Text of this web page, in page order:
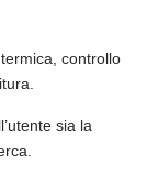
controllo
sia la